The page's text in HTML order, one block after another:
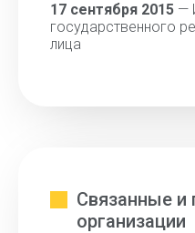
17 сентября 2015 —
государственного
лица
Связанные и
организации